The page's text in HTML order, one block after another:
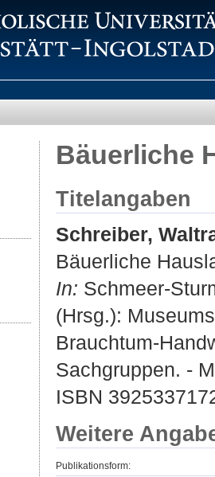
Bäuerliche
Titelangaben
Schreiber,
Bäuerliche
In: Schmeer-
(Hrsg.):
Brauchtum-
Sachgruppen. -
ISBN
Weitere
Publikationsform: